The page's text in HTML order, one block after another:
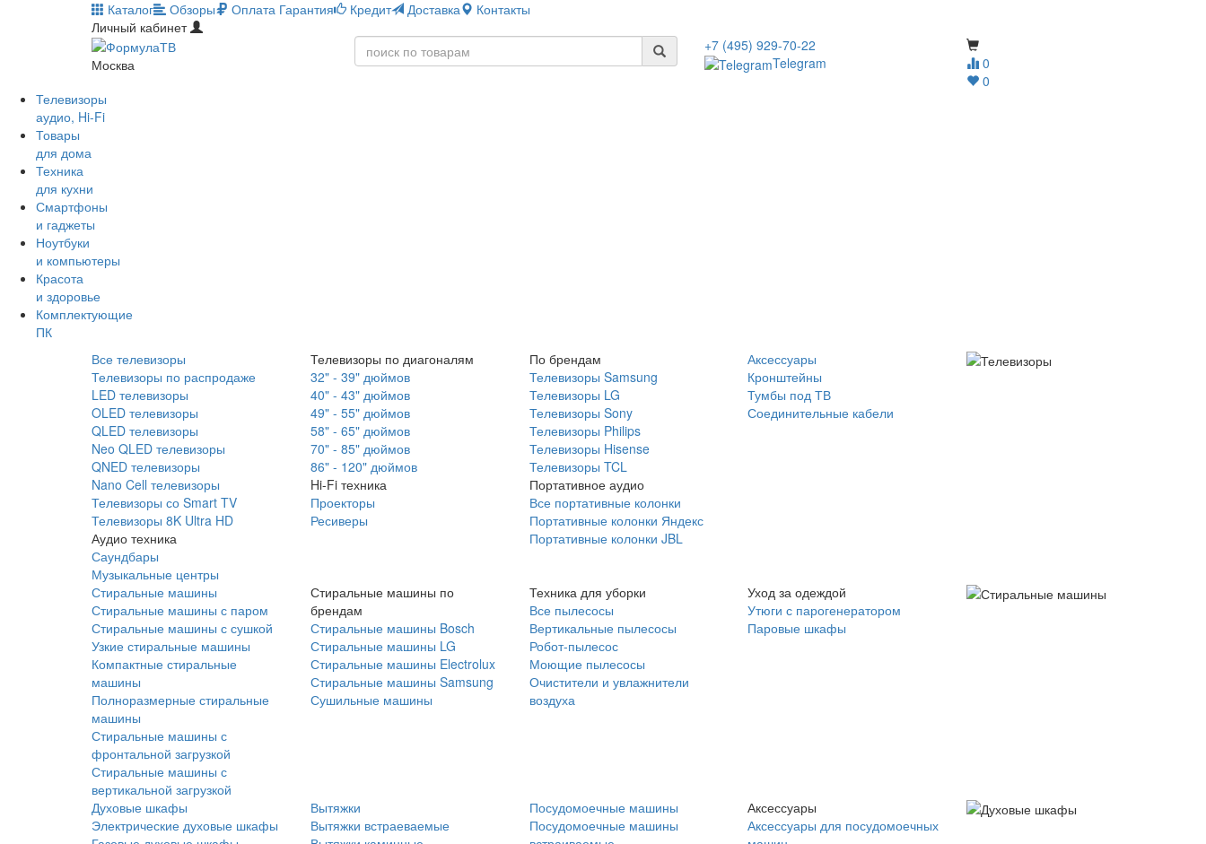
Каталог Обзоры Оплата Гарантия Кредит Доставка
Контакты
Личный кабинет
Москва
0
0
+7 (495) 929-70-22
Telegram
Телевизоры
аудио, Hi-Fi
Товары
для дома
Техника
для кухни
Смартфоны
и гаджеты
Ноутбуки
и компьютеры
Красота
и здоровье
Комплектующие
ПК
Все телевизоры
Телевизоры по распродаже
LED телевизоры
OLED телевизоры
QLED телевизоры
Neo QLED телевизоры
QNED телевизоры
Nano Cell телевизоры
Телевизоры со Smart TV
Телевизоры 8K Ultra HD
Аудио техника
Саундбары
Музыкальные центры
Телевизоры по диагоналям
32" - 39" дюймов
40" - 43" дюймов
49" - 55" дюймов
58" - 65" дюймов
70" - 85" дюймов
86" - 120" дюймов
Hi-Fi техника
Проекторы
Ресиверы
По брендам
Телевизоры Samsung
Телевизоры LG
Телевизоры Sony
Телевизоры Philips
Телевизоры Hisense
Телевизоры TCL
Портативное аудио
Все портативные колонки
Портативные колонки Яндекс
Портативные колонки JBL
Аксессуары
Кронштейны
Тумбы под ТВ
Соединительные кабели
Стиральные машины
Стиральные машины с паром
Стиральные машины с сушкой
Узкие стиральные машины
Компактные стиральные
машины
Полноразмерные стиральные
машины
Стиральные машины с
фронтальной загрузкой
Стиральные машины с
вертикальной загрузкой
Стиральные машины по
брендам
Стиральные машины Bosch
Стиральные машины LG
Стиральные машины Electrolux
Стиральные машины Samsung
Сушильные машины
Техника для уборки
Все пылесосы
Вертикальные пылесосы
Робот-пылесос
Моющие пылесосы
Очистители и увлажнители
воздуха
Уход за одеждой
Утюги с парогенератором
Паровые шкафы
Духовые шкафы
Электрические духовые шкафы
Вытяжки
Вытяжки встраеваемые
Посудомоечные машины
Посудомоечные машины
Аксессуары
Аксессуары для посудомоечных